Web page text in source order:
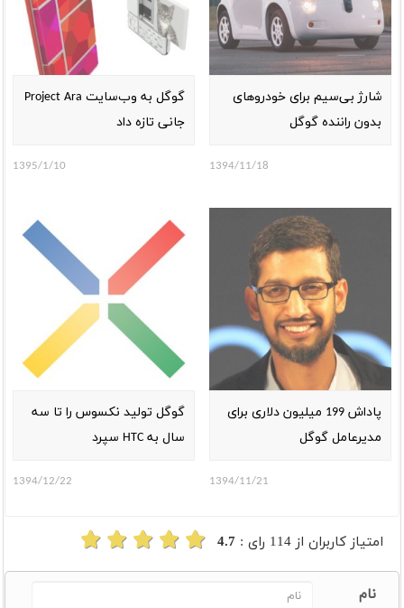
شارژ بی‌سیم برا‌ی خودرو‌های
بدون راننده گوگل
1394/11/18
گوگل به وب‌سایت Project Ara
جانی تازه داد
1395/1/10
پاداش 199 میلیون دلاری برای
مدیرعامل گوگل
1394/11/21
گوگل تولید نکسوس را تا سه
سال به HTC سپرد
1394/12/22
امتیاز کاربران از 114 رای : 4.7
نام